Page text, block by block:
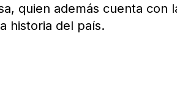
quien además cuenta con
historia del país.